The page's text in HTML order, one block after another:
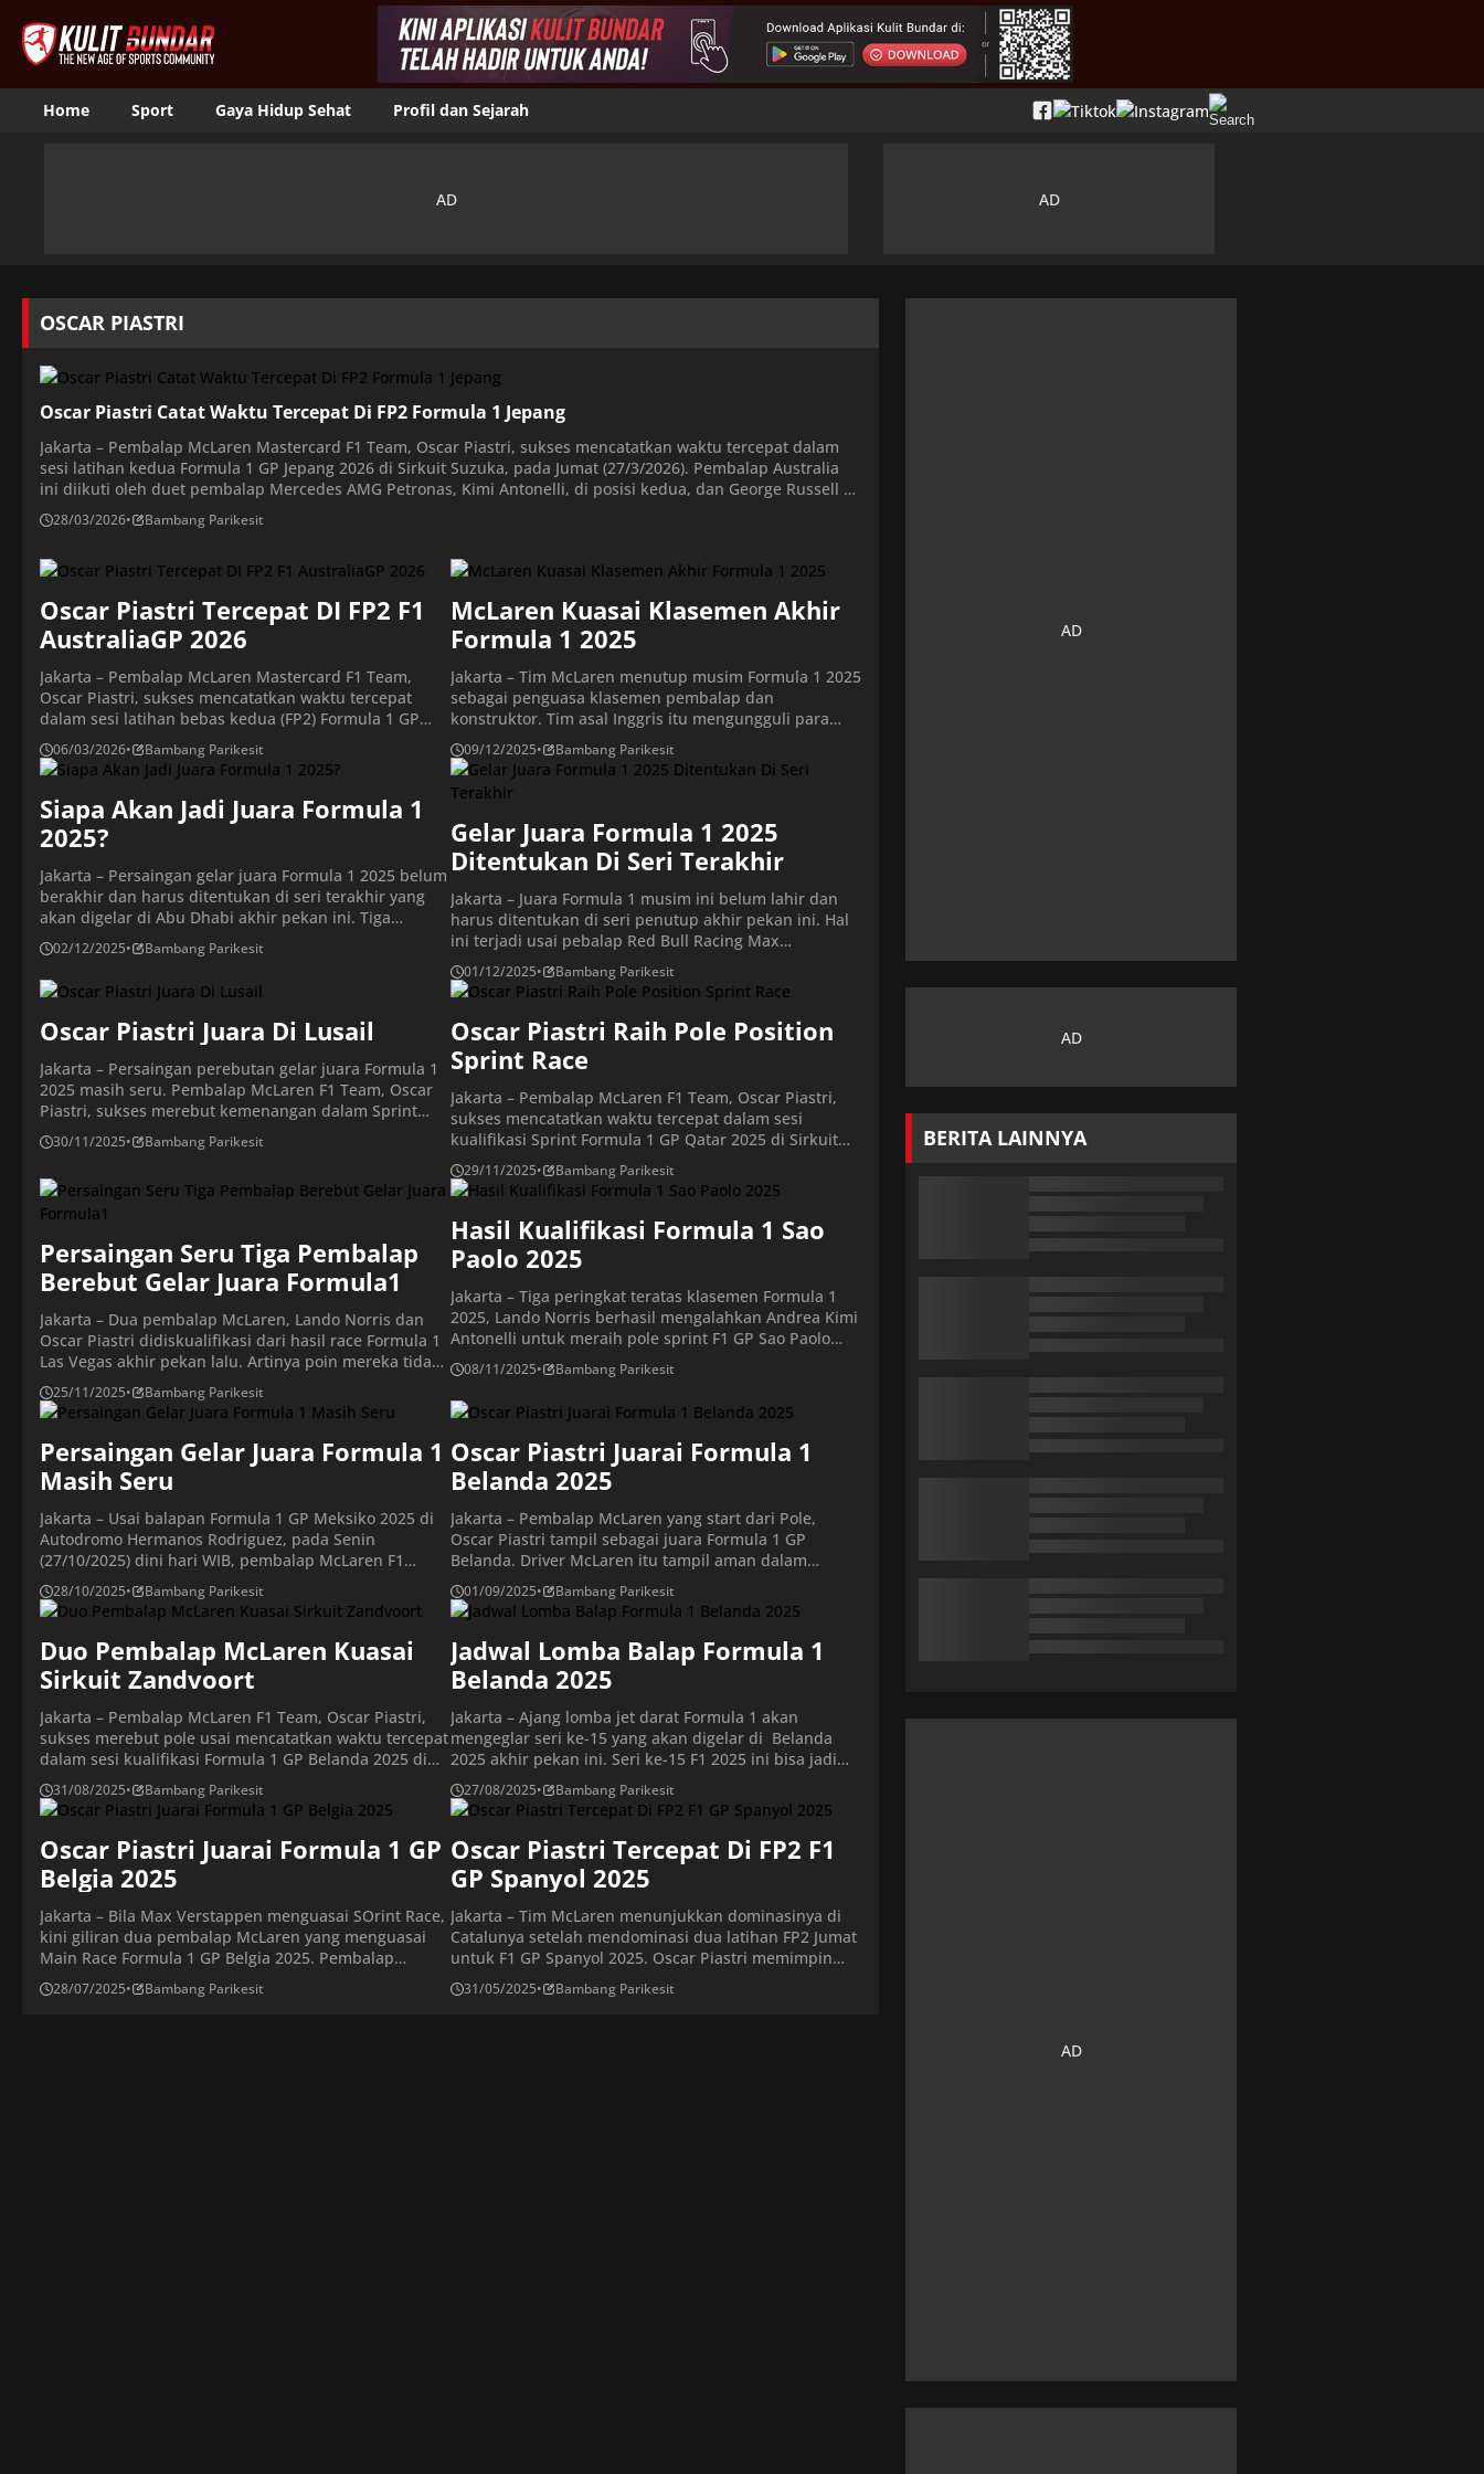
Home Sport Gaya Hidup Sehat Profil dan Sejarah
OSCAR PIASTRI
Oscar Piastri Catat Waktu Tercepat Di FP2 Formula 1 Jepang
Jakarta – Pembalap McLaren Mastercard F1 Team, Oscar Piastri, sukses mencatatkan waktu tercepat dalam
sesi latihan kedua Formula 1 GP Jepang 2026 di Sirkuit Suzuka, pada Jumat (27/3/2026). Pembalap Australia
ini diikuti oleh duet pembalap Mercedes AMG Petronas, Kimi Antonelli, di posisi kedua, dan George Russell di
posisi ketiga. Sementara itu, posisi keempat dan kelima […]
28/03/2026• Bambang Parikesit
Oscar Piastri Tercepat DI FP2 F1
AustraliaGP 2026
Jakarta – Pembalap McLaren Mastercard F1 Team,
Oscar Piastri, sukses mencatatkan waktu tercepat
dalam sesi latihan bebas kedua (FP2) Formula 1 GP
Australia 2026 di Sirkuit Albert Park, Melbourne, pada
Jumat (6/3/2026). Pembalap tuan rumah ini diikuti oleh
duet pembalap Mercedes AMG Petronas, Kimi
Antonelli, di posisi kedua, dan George Russell di posisi
ketiga. Sementara […]
06/03/2026• Bambang Parikesit
McLaren Kuasai Klasemen Akhir
Formula 1 2025
Jakarta – Tim McLaren menutup musim Formula 1 2025
sebagai penguasa klasemen pembalap dan
konstruktor. Tim asal Inggris itu mengungguli para
rival utama lewat performa konsisten sepanjang
musim. Lando Norris menyelesaikan musim di puncak
klasemen dengan koleksi 423 poin yang
mengantarkannya menjadi Juara Dunia F1 2025.
Pembalap McLaren itu unggul tipis atas Max
Verstappen yang […]
09/12/2025• Bambang Parikesit
Siapa Akan Jadi Juara Formula 1
2025?
Jakarta – Persaingan gelar juara Formula 1 2025 belum
berakhir dan harus ditentukan di seri terakhir yang
akan digelar di Abu Dhabi akhir pekan ini. Tiga
pembalap memiliki kans yang hampir sama untuk
meraih gelar juara tahun ini, mereka adalah pimpinan
klasemen sementara, Lando Norris, juara bertahan,
Max Verstappen dan peringkat ketiga klasemen Oscar
Piastri. […]
02/12/2025• Bambang Parikesit
Gelar Juara Formula 1 2025
Ditentukan Di Seri Terakhir
Jakarta – Juara Formula 1 musim ini belum lahir dan
harus ditentukan di seri penutup akhir pekan ini. Hal
ini terjadi usai pebalap Red Bull Racing Max
Verstappen memenangi F1 GP Qatar 2025. Alhasil,
penentuan gelar juara dunia dilakukan di seri
terakhir, GP Abu Dhabi. Pada balapan di Sirkuit Lusail,
Senin (1/12/2025) dini hari WIB, […]
01/12/2025• Bambang Parikesit
Oscar Piastri Juara Di Lusail
Jakarta – Persaingan perebutan gelar juara Formula 1
2025 masih seru. Pembalap McLaren F1 Team, Oscar
Piastri, sukses merebut kemenangan dalam Sprint
race Formula 1 GP Qatar 2025 di Sirkuit Lusail, pada
Sabtu (29/11/2025). Pembalap Australia ini diikuti oleh
pembalap Mercedes AMG Petronas, George Russell, di
posisi kedua, dan pembalap McLaren F1 Team, Lando
Norris, […]
30/11/2025• Bambang Parikesit
Oscar Piastri Raih Pole Position
Sprint Race
Jakarta – Pembalap McLaren F1 Team, Oscar Piastri,
sukses mencatatkan waktu tercepat dalam sesi
kualifikasi Sprint Formula 1 GP Qatar 2025 di Sirkuit
Lusail, pada Jumat (2811/2025). Pembalap Australia ini
diikuti oleh pembalap Mercedes AMG Petronas,
George Russell, di posisi kedua, dan pembalap
McLaren F1 Team, Lando Norris, di posisi ketiga.
Sementara itu, posisi keempat […]
29/11/2025• Bambang Parikesit
Persaingan Seru Tiga Pembalap
Berebut Gelar Juara Formula1
Jakarta – Dua pembalap McLaren, Lando Norris dan
Oscar Piastri didiskualifikasi dari hasil race Formula 1
Las Vegas akhir pekan lalu. Artinya poin mereka tidak
bertambah walaupun naik podium dan Max
verstappen yang menjadi juara berhasil memangkas
jarak selisih poin di klasemen. Hal ini membuat
persaingan perebutan gelar juara masih seru dengan
tiga pembalap memiliki […]
25/11/2025• Bambang Parikesit
Hasil Kualifikasi Formula 1 Sao
Paolo 2025
Jakarta – Tiga peringkat teratas klasemen Formula 1
2025, Lando Norris berhasil mengalahkan Andrea Kimi
Antonelli untuk meraih pole sprint F1 GP Sao Paolo
Brasil, dengan saingan utamanya, Oscar Piastri dan
Max Verstappen, berada di urutan ketiga dan keenam.
Pembalap asal Inggris itu menjadi yang tercepat di
kedua lap SQ3, dengan catatan waktu 1:09,271
menjadi […]
08/11/2025• Bambang Parikesit
Persaingan Gelar Juara Formula 1
Masih Seru
Jakarta – Usai balapan Formula 1 GP Meksiko 2025 di
Autodromo Hermanos Rodriguez, pada Senin
(27/10/2025) dini hari WIB, pembalap McLaren F1
Team, Lando Norris memimpin klasemen sementara
dengan koleksi 357 poin. Pembalap Inggris ini diikuti
oleh sang tandem, Oscar Piastri, di peringkat kedua
dengan 356 poin, dan pembalap Oracle Red Bull
Racing, Max Verstappen, […]
28/10/2025• Bambang Parikesit
Oscar Piastri Juarai Formula 1
Belanda 2025
Jakarta – Pembalap McLaren yang start dari Pole,
Oscar Piastri tampil sebagai juara Formula 1 GP
Belanda. Driver McLaren itu tampil aman dalam
balapan penuh drama, yang turut memaksa Ferrari
gagal finis. Piastri melengkapi akhir pekan
dominannya dalam balapan di Zandvoort, Minggu
(31/8/2025) malam WIB. Start dari posisi terdepan,
pebalap asal Australia itu tak melakukan […]
01/09/2025• Bambang Parikesit
Duo Pembalap McLaren Kuasai
Sirkuit Zandvoort
Jakarta – Pembalap McLaren F1 Team, Oscar Piastri,
sukses merebut pole usai mencatatkan waktu tercepat
dalam sesi kualifikasi Formula 1 GP Belanda 2025 di
Sirkuit Zandvoort, pada Sabtu (30/8/2025). Pembalap
Australia ini diikuti oleh pembalap McLaren F1 Team,
Lando Norris, di posisi kedua, dan pembalap Oracle
Red Bull Racing, Max Verstappen, di posisi ketiga.
Sementara […]
31/08/2025• Bambang Parikesit
Jadwal Lomba Balap Formula 1
Belanda 2025
Jakarta – Ajang lomba jet darat Formula 1 akan
mengeglar seri ke-15 yang akan digelar di Belanda
2025 akhir pekan ini. Seri ke-15 F1 2025 ini bisa jadi
duel seru antara Max Verstappen melawan duo
McLaren F1 akan kembali setelah memasuki jeda
musim panas selama tiga pekan. Para pembalap siap
kembali memanaskan jet daratnya usai […]
27/08/2025• Bambang Parikesit
Oscar Piastri Juarai Formula 1 GP
Belgia 2025
Jakarta – Bila Max Verstappen menguasai SOrint Race,
kini giliran dua pembalap McLaren yang menguasai
Main Race Formula 1 GP Belgia 2025. Pembalap
McLaren F1 Team, Oscar Piastri, sukses merebut
kemenangan dalam balapan di Sirkuit Spa-
28/07/2025• Bambang Parikesit
Oscar Piastri Tercepat Di FP2 F1
GP Spanyol 2025
Jakarta – Tim McLaren menunjukkan dominasinya di
Catalunya setelah mendominasi dua latihan FP2 Jumat
untuk F1 GP Spanyol 2025. Oscar Piastri memimpin
latihan kedua di Barcelona, mengungguli bintang
Mercedes George Russell dengan keunggulan 0,3
31/05/2025• Bambang Parikesit
BERITA LAINNYA